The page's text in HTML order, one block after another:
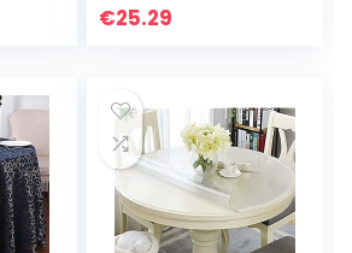
x
krasbestendig I
eetkamer, balkon,
tuin (zwart, 140 x
220 cm ovaal)
€25.29